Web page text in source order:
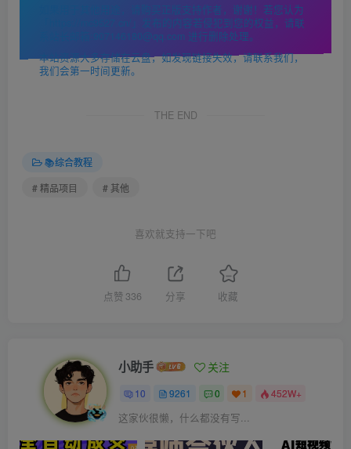
如果用于其他用途，请购买正版支持作者，谢谢！若您认为
「https://mc9527.cn/」发布的内容若侵犯到您的权益，请联
系站长邮箱:907146180@qq.com 进行删除处理。
本站资源大多存储在云盘，如发现链接失效，请联系我们，
我们会第一时间更新。
THE END
📚综合教程
# 精品项目
# 其他
喜欢就支持一下吧
点赞 336 分享 收藏
小助手 关注
10 9261 0 1 452W+
这家伙很懒，什么都没有写...